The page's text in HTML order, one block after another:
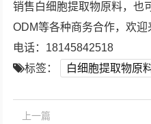
销售白细胞提取物原料，也
ODM等各种商务合作，欢
电话：18145842518
标签：
白细胞提取物原
上一篇